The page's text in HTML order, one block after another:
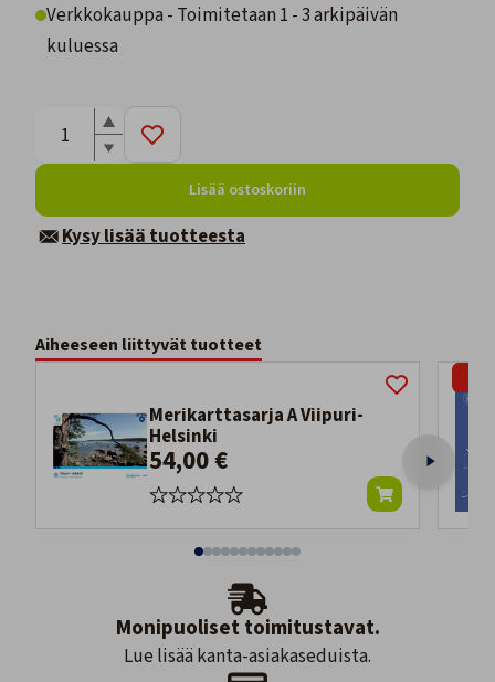
Verkkokauppa - Toimitetaan 1 - 3 arkipäivän
kuluessa
Lisää ostoskoriin
Kysy lisää tuotteesta
Aiheeseen liittyvät tuotteet
Merikarttasarja A Viipuri-
Helsinki
54,00 €
Monipuoliset toimitustavat.
Lue lisää kanta-asiakaseduista.